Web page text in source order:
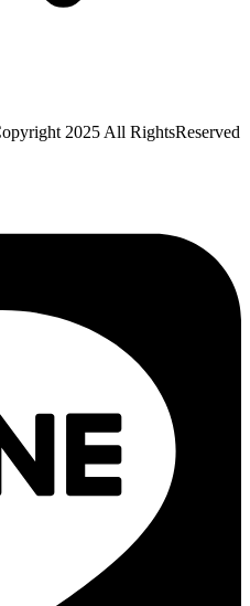
RightsReserved